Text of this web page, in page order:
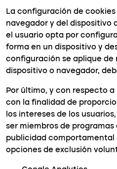
La configuración de cookies
navegador y del dispositivo
el usuario opta por
forma en un dispositivo y
configuración se aplique de
dispositivo o navegador,
Por último, y con respecto
con la finalidad de
los intereses de los
ser miembros de
publicidad comportamental
opciones de exclusión